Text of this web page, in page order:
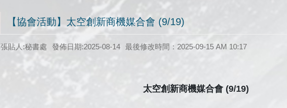
【協會活動】太空創新商機媒合會 (9/19)
張貼人:秘書處 發佈日期:2025-08-14 最後修改時間：2025-09-15 AM 10:17
太空創新商機媒合會 (9/19)